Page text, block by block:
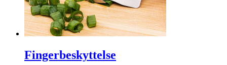
Fingerbeskyttelse